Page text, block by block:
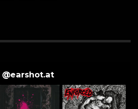
@earshot.at